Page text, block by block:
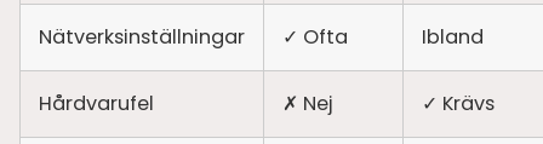
Nätverksinställningar ✓ Ofta Ibland
Hårdvarufel ✗ Nej ✓ Krävs